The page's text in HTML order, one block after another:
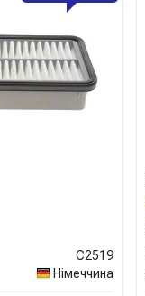
C2519
Німеччина